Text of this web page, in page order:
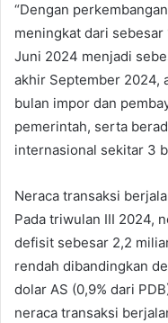
“Dengan
meningkat dari
Juni 2024 menjadi
akhir September 2024,
bulan impor dan
pemerintah, serta
internasional sekitar 3
Neraca transaksi
Pada triwulan III 2024,
defisit sebesar 2,2
rendah dibandingkan
dolar AS (0,9% dari
neraca transaksi